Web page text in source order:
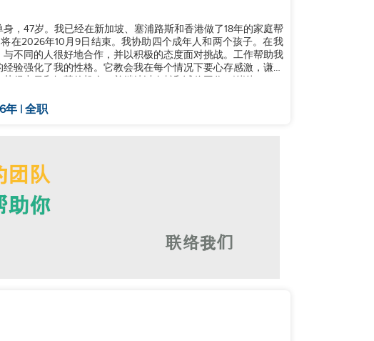
，47岁。我已经在新加坡、塞浦路斯和香港做了18年的家庭帮
在2026年10月9日结束。我协助四个成年人和两个孩子。在我
不同的人很好地合作，并以积极的态度面对挑战。工作帮助我
验强化了我的性格。它教会我在每个情况下要心存感激，谦逊
年 | 全职